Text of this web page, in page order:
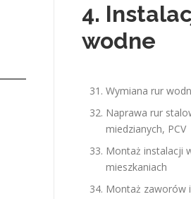
4.
wodne
Wymiana rur
Naprawa rur
miedzianych, PCV
Montaż instalacji
mieszkaniach
Montaż zaworów